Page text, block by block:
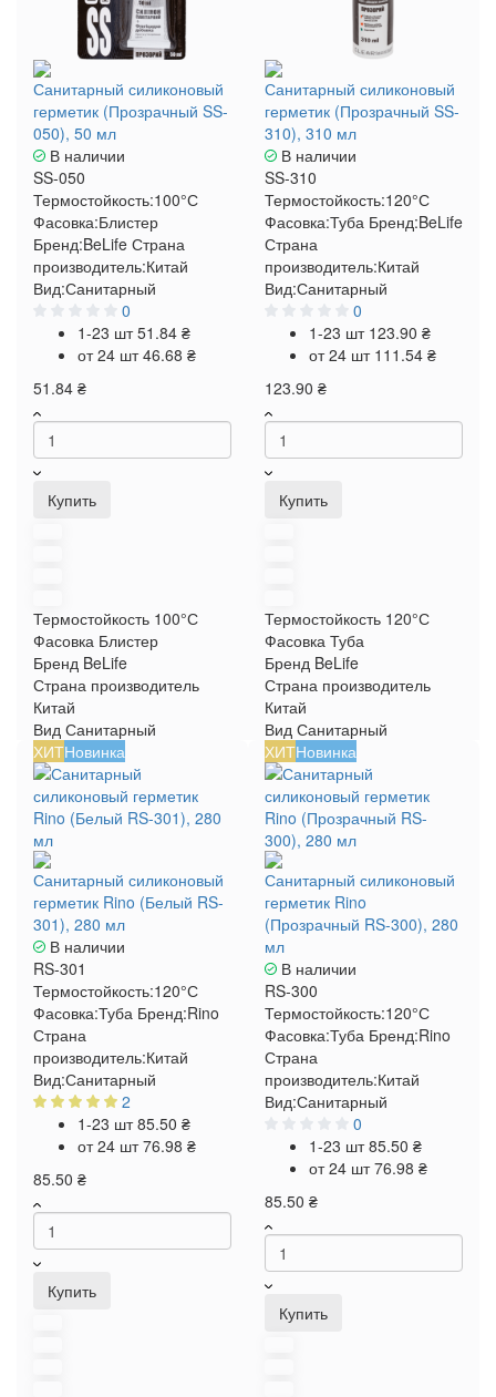
Санитарный силиконовый
герметик (Прозрачный SS-
050), 50 мл
В наличии
SS-050
Термостойкость:100°С
Фасовка:Блистер
Бренд:BeLife Страна
производитель:Китай
Вид:Санитарный
0
1-23 шт51.84 ₴
от 24 шт46.68 ₴
51.84 ₴
Купить
Термостойкость 100°С
Фасовка Блистер
Бренд BeLife
Страна производитель
Китай
Вид Санитарный
Санитарный силиконовый
герметик (Прозрачный SS-
310), 310 мл
В наличии
SS-310
Термостойкость:120°С
Фасовка:Туба Бренд:BeLife
Страна
производитель:Китай
Вид:Санитарный
0
1-23 шт 123.90 ₴
от 24 шт 111.54 ₴
123.90 ₴
Купить
Термостойкость 120°С
Фасовка Туба
Бренд BeLife
Страна производитель
Китай
Вид Санитарный
ХИТНовинка
Санитарный силиконовый
герметик Rino (Белый RS-
301), 280 мл
В наличии
RS-301
Термостойкость:120°С
Фасовка:Туба Бренд:Rino
Страна
производитель:Китай
Вид:Санитарный
2
1-23 шт85.50 ₴
от 24 шт76.98 ₴
85.50 ₴
Купить
ХИТНовинка
Санитарный силиконовый
герметик Rino
(Прозрачный RS-300), 280
мл
В наличии
RS-300
Термостойкость:120°С
Фасовка:Туба Бренд:Rino
Страна
производитель:Китай
Вид:Санитарный
0
1-23 шт85.50 ₴
от 24 шт76.98 ₴
85.50 ₴
Купить